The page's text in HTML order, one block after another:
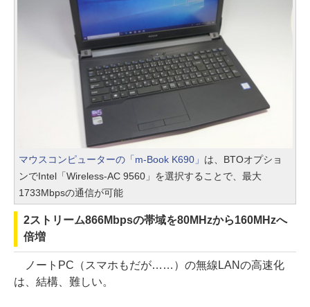
マウスコンピューターの「m-Book K690」 は、BTOオプショ
ンでIntel「Wireless-AC 9560」を選択することで、最大
1733Mbpsの通信が可能
2ストリーム866Mbpsの帯域を80MHzから160MHzへ
倍増
ノートPC（スマホもだが……）の無線LANの高速化
は、結構、難しい。